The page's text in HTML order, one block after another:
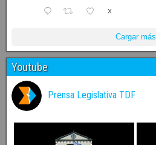
X
Cargar más
Youtube
Prensa Legislativa TDF